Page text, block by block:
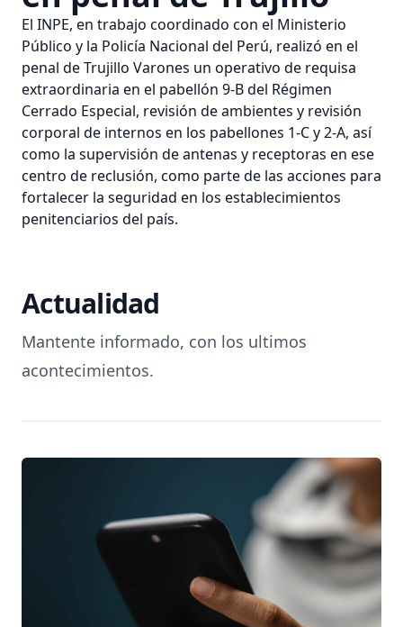
El INPE, en trabajo coordinado con el Ministerio
Público y la Policía Nacional del Perú, realizó en el
penal de Trujillo Varones un operativo de requisa
extraordinaria en el pabellón 9-B del Régimen
Cerrado Especial, revisión de ambientes y revisión
corporal de internos en los pabellones 1-C y 2-A, así
como la supervisión de antenas y receptoras en ese
centro de reclusión, como parte de las acciones para
fortalecer la seguridad en los establecimientos
penitenciarios del país.
Actualidad
Mantente informado, con los ultimos
acontecimientos.